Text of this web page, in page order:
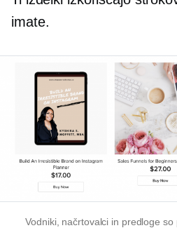
imate.
Vodniki, načrtovalci in predloge